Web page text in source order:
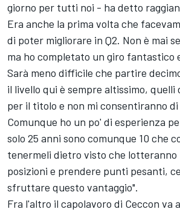
giorno per tutti noi - ha detto
Era anche la prima volta che
di poter migliorare in Q2. Non è mai
ma ho completato un giro fantastico
Sarà meno difficile che partire
il livello qui è sempre altissimo,
per il titolo e non mi consentiranno
Comunque ho un po' di esperienza
solo 25 anni sono comunque 10 che
tenermeli dietro visto che lotteranno
posizioni e prendere punti pesanti,
sfruttare questo vantaggio".
Fra l'altro il capolavoro di Ceccon va